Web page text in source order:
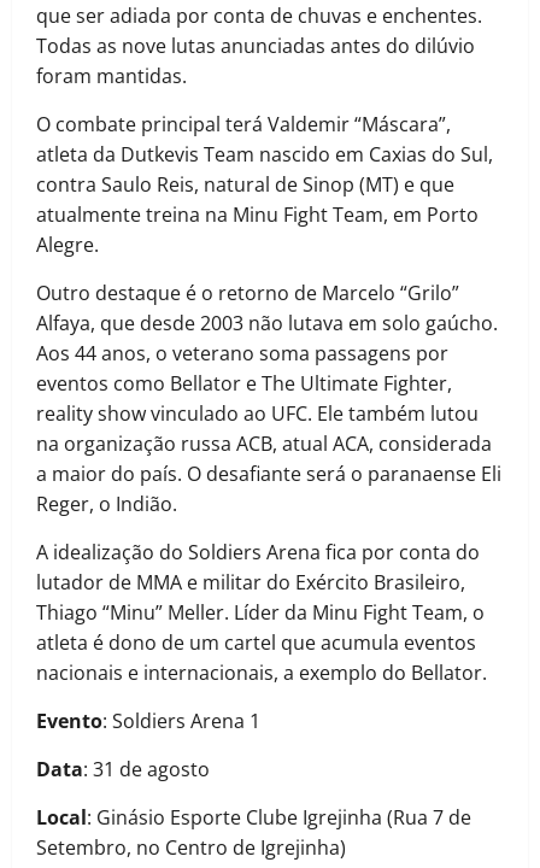
que ser adiada por conta de chuvas e enchentes.
Todas as nove lutas anunciadas antes do dilúvio
foram mantidas.
O combate principal terá Valdemir “Máscara”,
atleta da Dutkevis Team nascido em Caxias do Sul,
contra Saulo Reis, natural de Sinop (MT) e que
atualmente treina na Minu Fight Team, em Porto
Alegre.
Outro destaque é o retorno de Marcelo “Grilo”
Alfaya, que desde 2003 não lutava em solo gaúcho.
Aos 44 anos, o veterano soma passagens por
eventos como Bellator e The Ultimate Fighter,
reality show vinculado ao UFC. Ele também lutou
na organização russa ACB, atual ACA, considerada
a maior do país. O desafiante será o paranaense Eli
Reger, o Indião.
A idealização do Soldiers Arena fica por conta do
lutador de MMA e militar do Exército Brasileiro,
Thiago “Minu” Meller. Líder da Minu Fight Team, o
atleta é dono de um cartel que acumula eventos
nacionais e internacionais, a exemplo do Bellator.
Evento: Soldiers Arena 1
Data: 31 de agosto
Local: Ginásio Esporte Clube Igrejinha (Rua 7 de
Setembro, no Centro de Igrejinha)